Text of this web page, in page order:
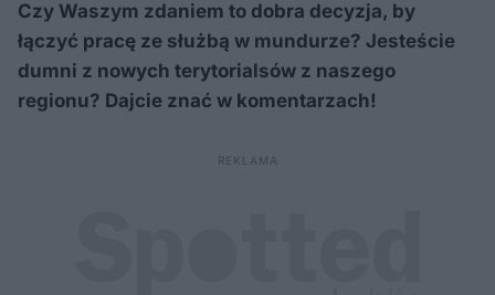
Czy Waszym zdaniem to dobra decyzja, by
łączyć pracę ze służbą w mundurze? Jesteście
dumni z nowych terytorialsów z naszego
regionu? Dajcie znać w komentarzach!